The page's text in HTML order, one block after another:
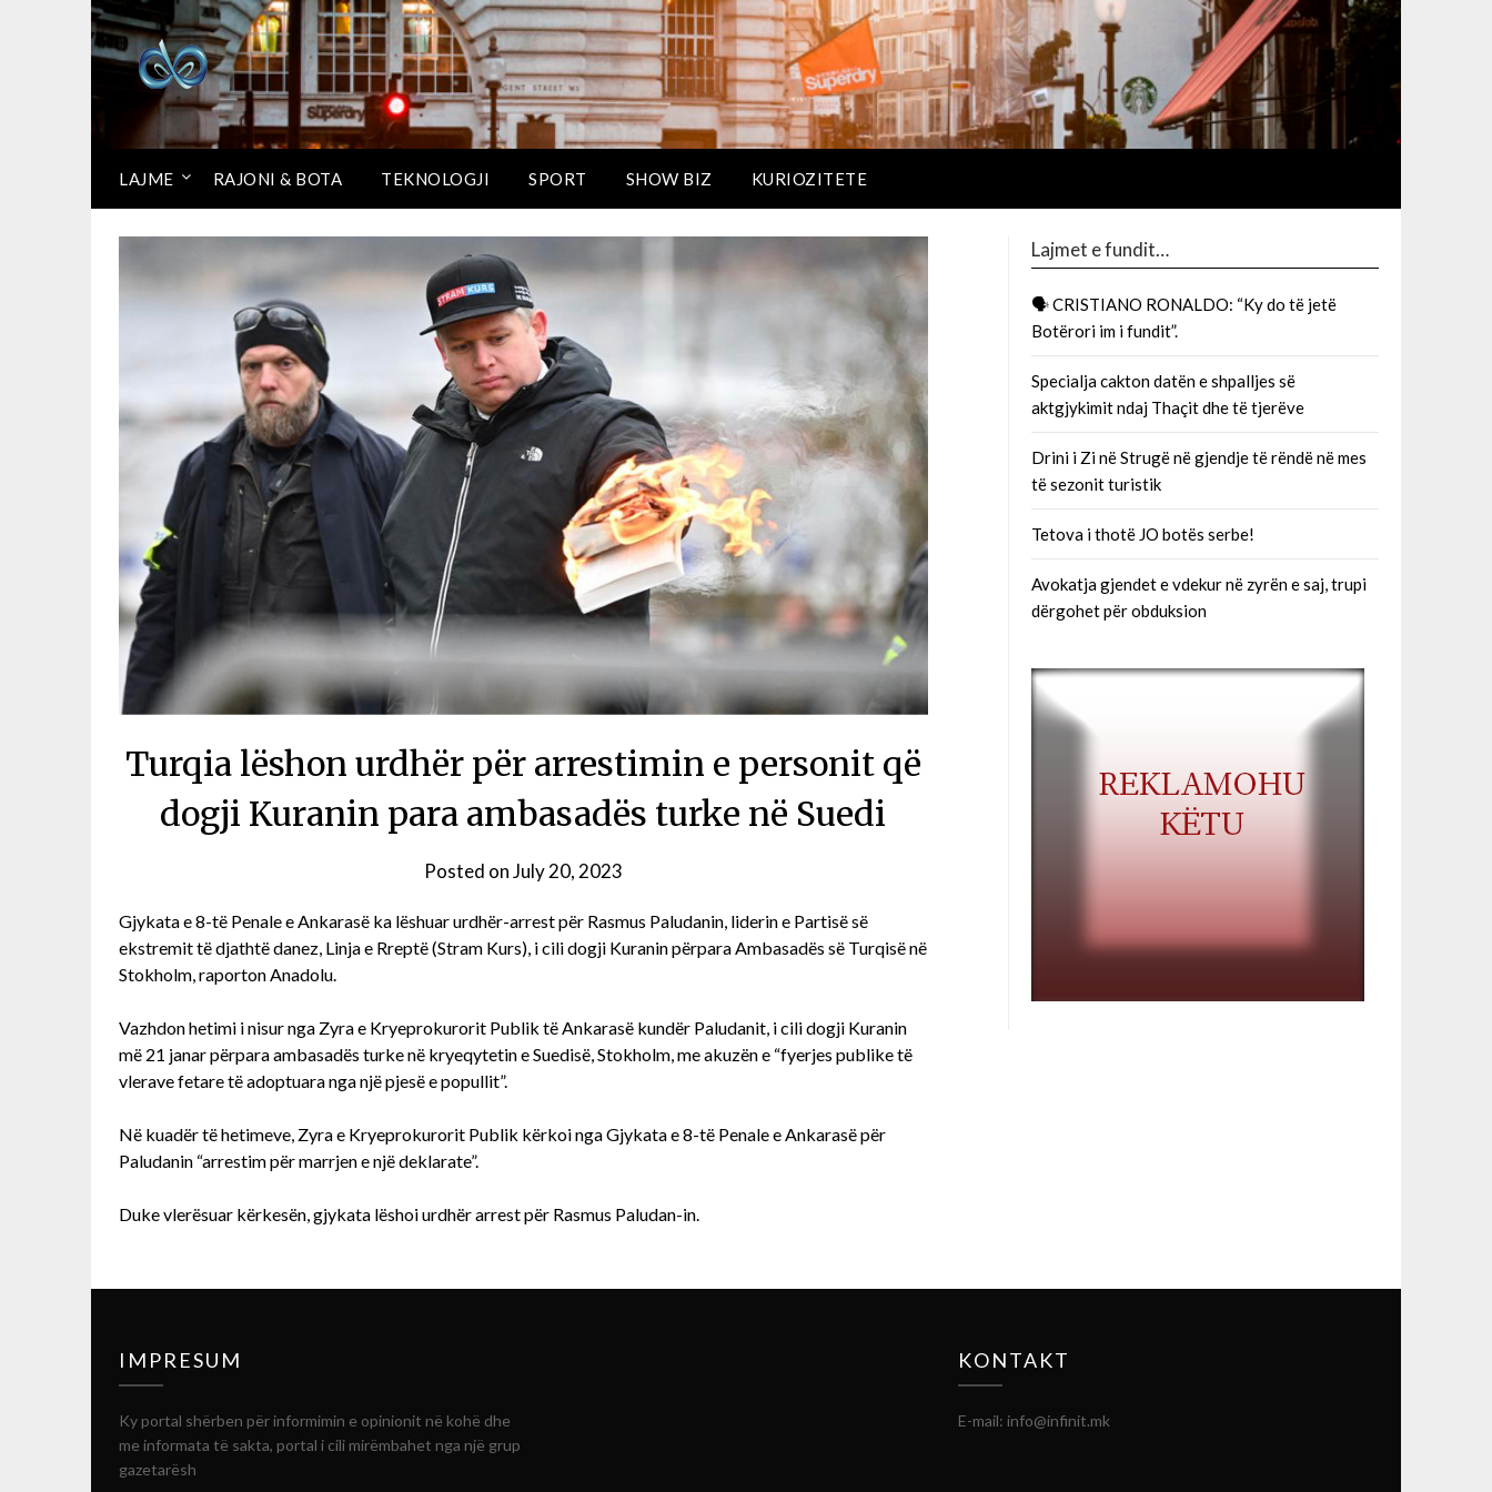
LAJME RAJONI & BOTA TEKNOLOGJI SPORT SHOW BIZ KURIOZITETE
Turqia lëshon urdhër për arrestimin e personit që
dogji Kuranin para ambasadës turke në Suedi
Posted onJuly 20, 2023
Gjykata e 8-të Penale e Ankarasë ka lëshuar urdhër-arrest për Rasmus Paludanin, liderin e Partisë së
ekstremit të djathtë danez, Linja e Rreptë (Stram Kurs), i cili dogji Kuranin përpara Ambasadës së Turqisë në
Stokholm, raporton Anadolu.
Vazhdon hetimi i nisur nga Zyra e Kryeprokurorit Publik të Ankarasë kundër Paludanit, i cili dogji Kuranin
më 21 janar përpara ambasadës turke në kryeqytetin e Suedisë, Stokholm, me akuzën e “fyerjes publike të
vlerave fetare të adoptuara nga një pjesë e popullit”.
Në kuadër të hetimeve, Zyra e Kryeprokurorit Publik kërkoi nga Gjykata e 8-të Penale e Ankarasë për
Paludanin “arrestim për marrjen e një deklarate”.
Duke vlerësuar kërkesën, gjykata lëshoi ​​urdhër arrest për Rasmus Paludan-in.
Lajmet e fundit…
🗣 CRISTIANO RONALDO: “Ky do të jetë
Botërori im i fundit”.
Specialja cakton datën e shpalljes së
aktgjykimit ndaj Thaçit dhe të tjerëve
Drini i Zi në Strugë në gjendje të rëndë në mes
të sezonit turistik
Tetova i thotë JO botës serbe!
Avokatja gjendet e vdekur në zyrën e saj, trupi
dërgohet për obduksion
IMPRESUM
Ky portal shërben për informimin e opinionit në kohë dhe
me informata të sakta, portal i cili mirëmbahet nga një grup
gazetarësh
KONTAKT
E-mail: info@infinit.mk